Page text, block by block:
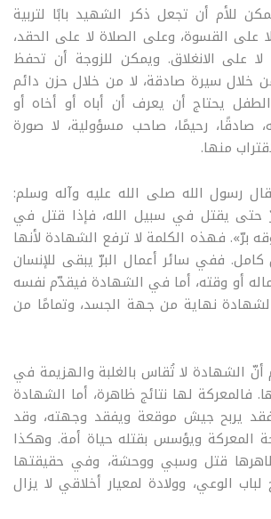
للأم أن تجعل ذكر الشهيد بابًا لتربية
لا على القسوة، وعلى الصلاة لا على الحقد،
على الانغلاق. ويمكن للزوجة أن تحفظ
خلال سيرة صادقة، لا من خلال حزن دائم
يحتاج أن يعرف أن أباه أو أخاه أو
صادقًا، رحيمًا، صاحب مسؤولية، لا صورة
منها.
رسول الله صلى الله عليه وآله وسلم:
يقتل في سبيل الله، فإذا قتل في
برّ». فهذه الكلمة لا ترفع الشهادة لأنها
كامل. ففي سائر أعمال البرّ يبقى للإنسان
أو وقته، أما في الشهادة فيقدّم نفسه
نهاية من جهة الجسد، وتمامًا من
الشهادة لا تُقاس بالغلبة والهزيمة في
فالمعركة لها نتائج ظاهرة، أما الشهادة
يربح جيش موقعة ويفقد وجهته، وقد
ويؤسس بقتله حياة أمة. وهكذا
قتل وسبي ووحشة، وفي حقيقتها
الوعي، وولادة لمعيار أخلاقي لا يزال